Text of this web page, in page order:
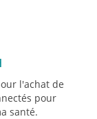
l'achat de
pour
santé.